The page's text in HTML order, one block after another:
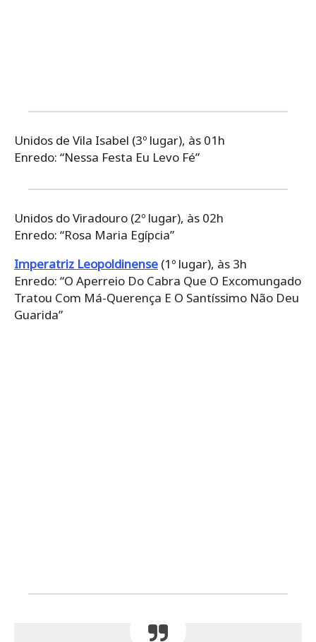
Unidos de Vila Isabel (3º lugar), às 01h
Enredo: “Nessa Festa Eu Levo Fé”
Unidos do Viradouro (2º lugar), às 02h
Enredo: “Rosa Maria Egípcia”
Imperatriz Leopoldinense (1º lugar), às 3h
Enredo: “O Aperreio Do Cabra Que O Excomungado
Tratou Com Má-Querença E O Santíssimo Não Deu
Guarida”